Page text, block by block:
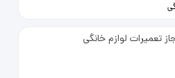
تعمیرات لوازم خانگی